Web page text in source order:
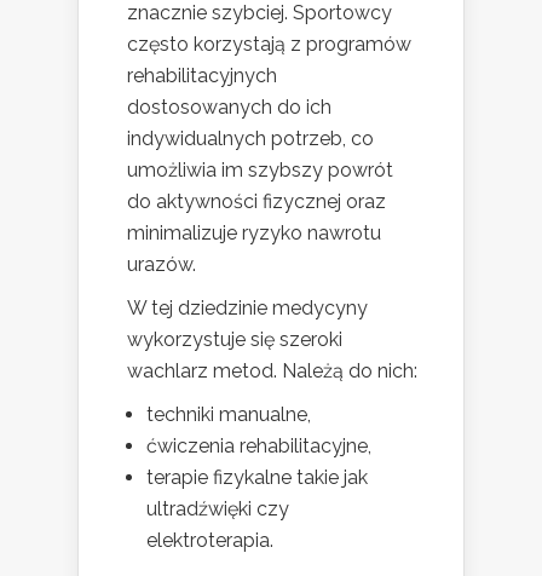
znacznie szybciej. Sportowcy
często korzystają z programów
rehabilitacyjnych
dostosowanych do ich
indywidualnych potrzeb, co
umożliwia im szybszy powrót
do aktywności fizycznej oraz
minimalizuje ryzyko nawrotu
urazów.
W tej dziedzinie medycyny
wykorzystuje się szeroki
wachlarz metod. Należą do nich:
techniki manualne,
ćwiczenia rehabilitacyjne,
terapie fizykalne takie jak
ultradźwięki czy
elektroterapia.